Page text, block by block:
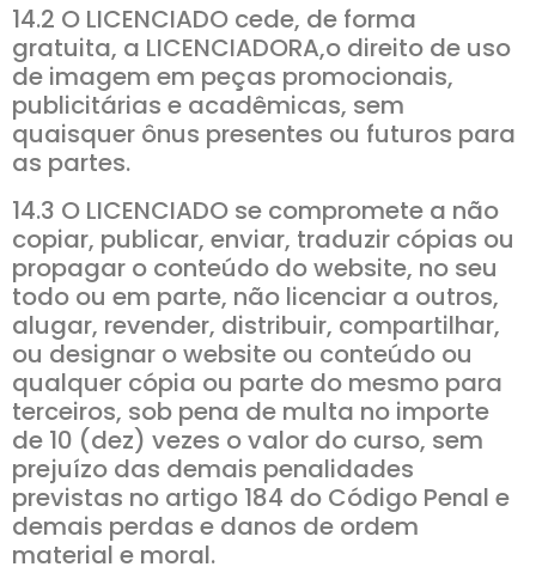
14.2 O LICENCIADO cede, de forma
gratuita, a LICENCIADORA,o direito de uso
de imagem em peças promocionais,
publicitárias e acadêmicas, sem
quaisquer ônus presentes ou futuros para
as partes.
14.3 O LICENCIADO se compromete a não
copiar, publicar, enviar, traduzir cópias ou
propagar o conteúdo do website, no seu
todo ou em parte, não licenciar a outros,
alugar, revender, distribuir, compartilhar,
ou designar o website ou conteúdo ou
qualquer cópia ou parte do mesmo para
terceiros, sob pena de multa no importe
de 10 (dez) vezes o valor do curso, sem
prejuízo das demais penalidades
previstas no artigo 184 do Código Penal e
demais perdas e danos de ordem
material e moral.